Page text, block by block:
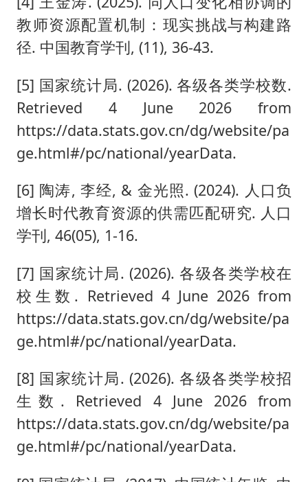
教师资源配置机制：现实挑战与构建路
径. 中国教育学刊, (11), 36-43.
[5] 国家统计局. (2026). 各级各类学校数.
Retrieved 4 June 2026 from
https://data.stats.gov.cn/dg/website/pa
ge.html#/pc/national/yearData.
[6] 陶涛, 李经, & 金光照. (2024). 人口负
增长时代教育资源的供需匹配研究. 人口
学刊, 46(05), 1-16.
[7] 国家统计局. (2026). 各级各类学校在
校生数. Retrieved 4 June 2026 from
https://data.stats.gov.cn/dg/website/pa
ge.html#/pc/national/yearData.
[8] 国家统计局. (2026). 各级各类学校招
生数. Retrieved 4 June 2026 from
https://data.stats.gov.cn/dg/website/pa
ge.html#/pc/national/yearData.